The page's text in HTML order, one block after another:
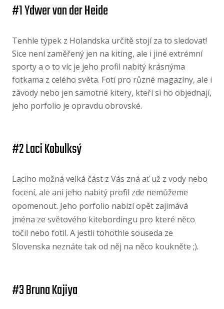
#1 Ydwer van der Heide
Tenhle týpek z Holandska určitě stojí za to sledovat!
Sice není zaměřený jen na kiting, ale i jiné extrémní
sporty a o to víc je jeho profil nabitý krásnýma
fotkama z celého světa. Fotí pro různé magazíny, ale i
závody nebo jen samotné kitery, kteří si ho objednají,
jeho porfolio je opravdu obrovské.
#2 Laci Kobulksý
Laciho možná velká část z Vás zná ať už z vody nebo
focení, ale ani jeho nabitý profil zde nemůžeme
opomenout. Jeho porfolio nabizí opět zajimává
jména ze světového kitebordingu pro které něco
točil nebo fotil. A jestli tohothle souseda ze
Slovenska neznáte tak od něj na něco koukněte ;).
#3 Bruna Kajiya